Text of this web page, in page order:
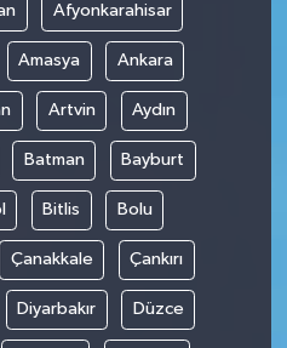
Afyonkarahisar
Amasya Ankara
Artvin Aydın
Batman Bayburt
Bitlis Bolu
Çanakkale Çankırı
Diyarbakır Düzce